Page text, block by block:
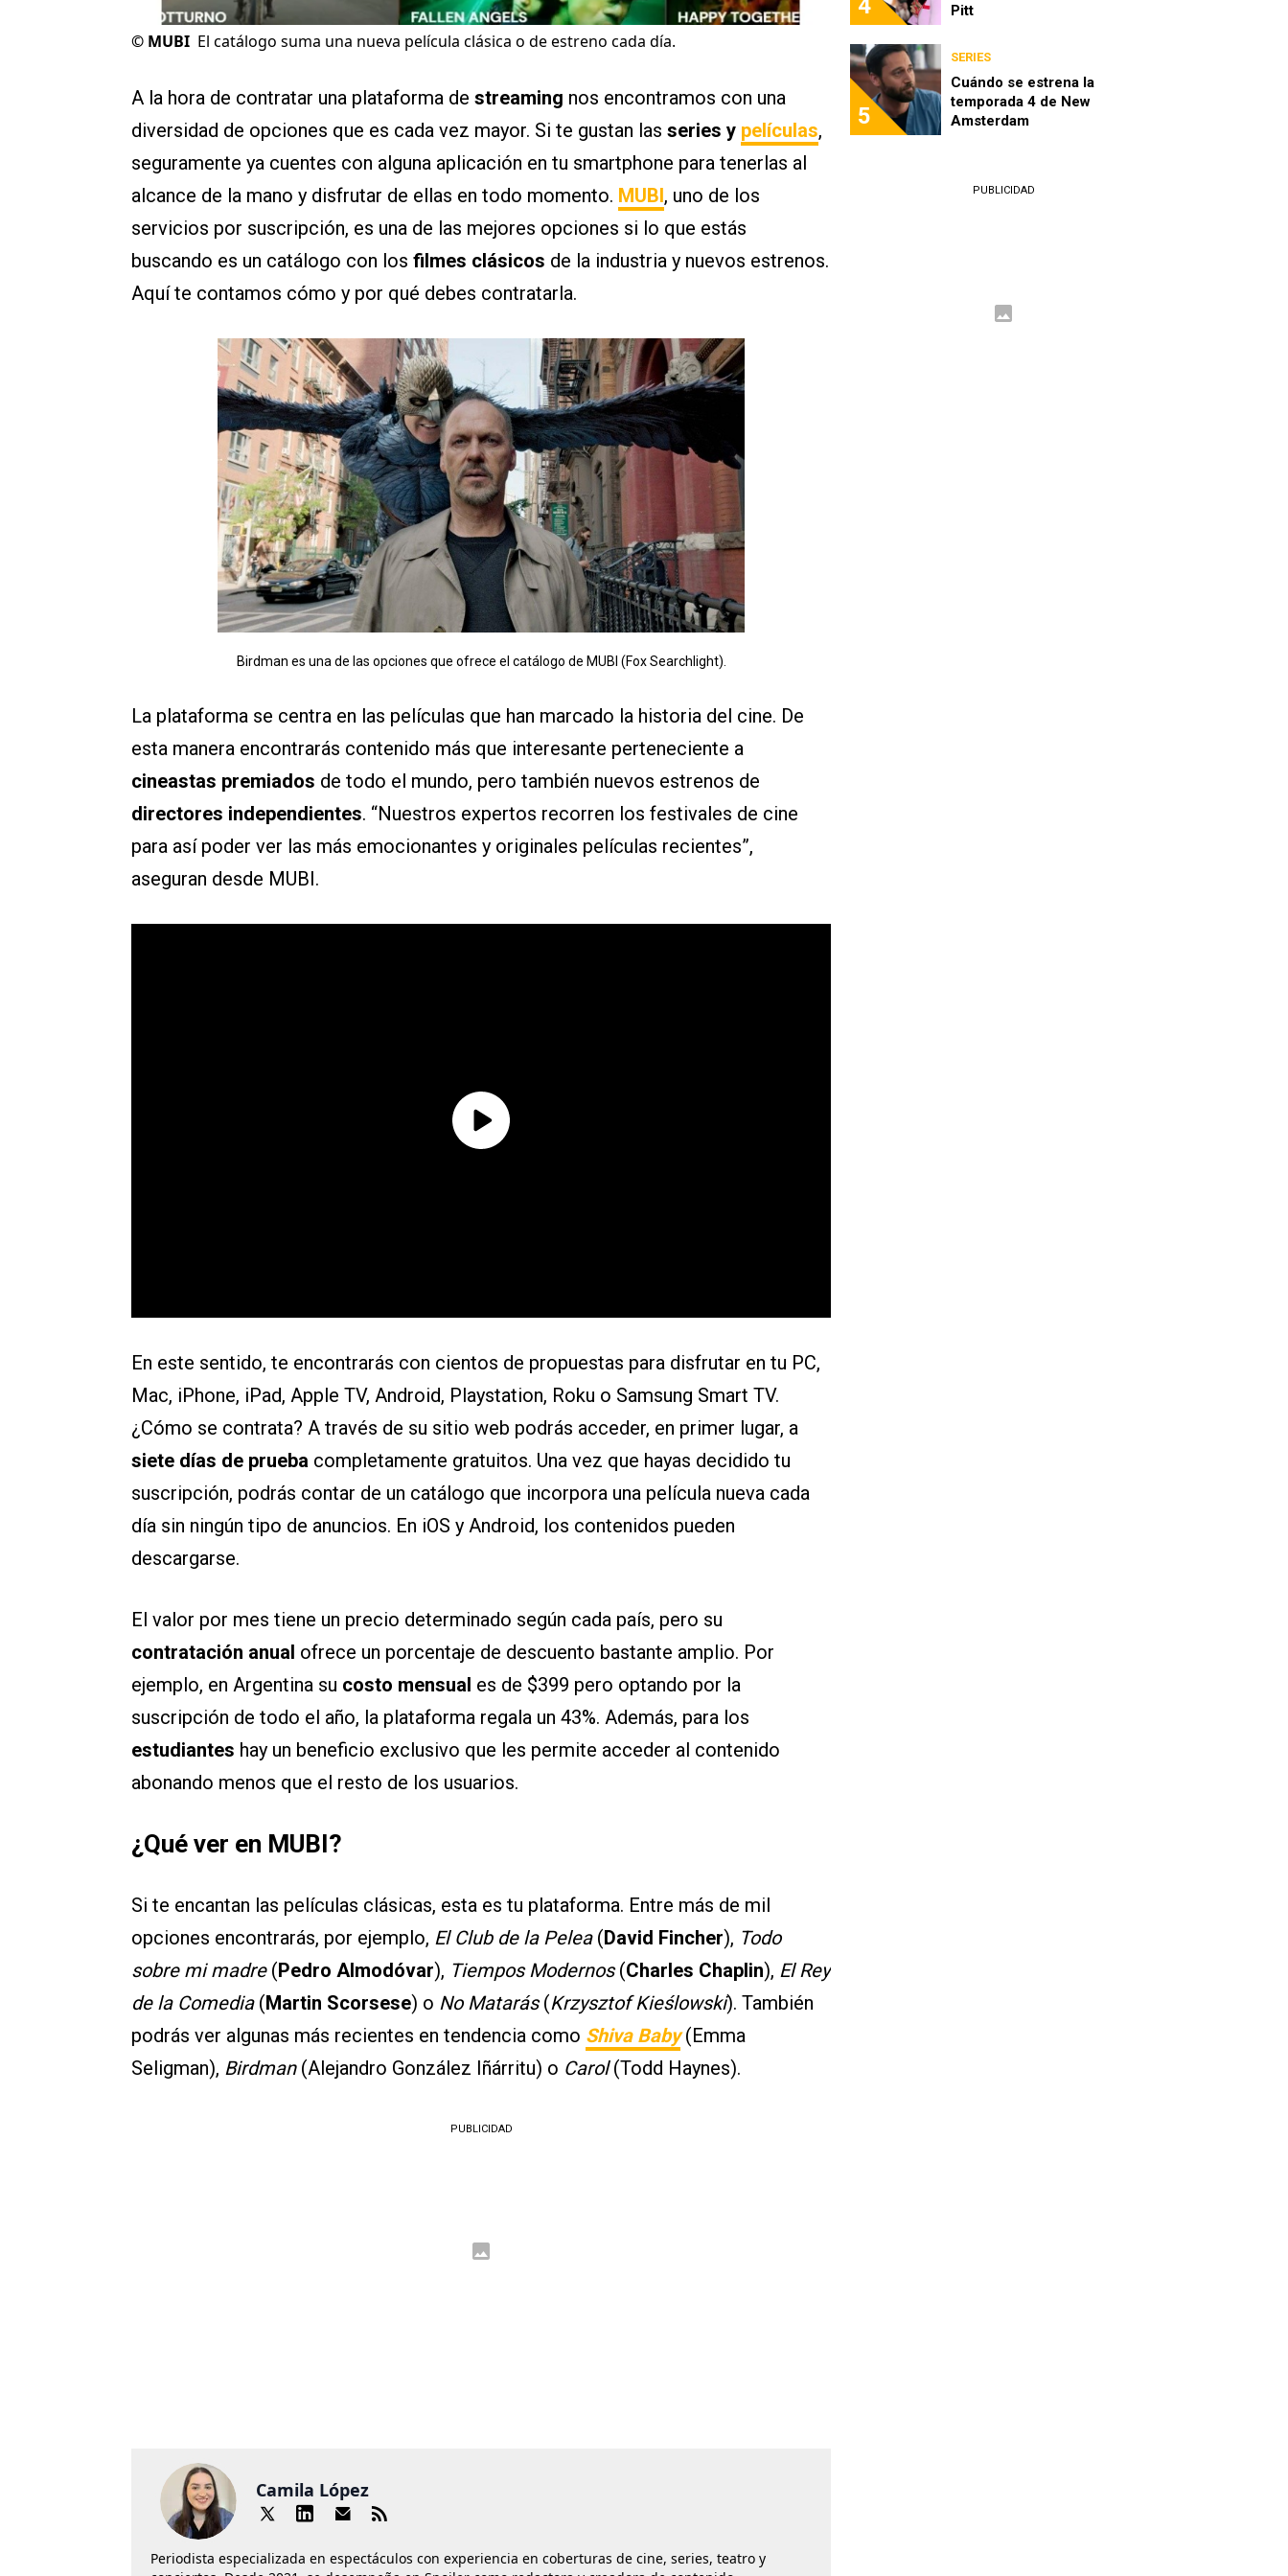
© MUBI El catálogo suma una nueva película clásica o de estreno cada día.
A la hora de contratar una plataforma de streaming nos encontramos con una
diversidad de opciones que es cada vez mayor. Si te gustan las series y películas,
seguramente ya cuentes con alguna aplicación en tu smartphone para tenerlas al
alcance de la mano y disfrutar de ellas en todo momento. MUBI, uno de los
servicios por suscripción, es una de las mejores opciones si lo que estás
buscando es un catálogo con los filmes clásicos de la industria y nuevos estrenos.
Aquí te contamos cómo y por qué debes contratarla.
Birdman es una de las opciones que ofrece el catálogo de MUBI (Fox Searchlight).
La plataforma se centra en las películas que han marcado la historia del cine. De
esta manera encontrarás contenido más que interesante perteneciente a
cineastas premiados de todo el mundo, pero también nuevos estrenos de
directores independientes. “Nuestros expertos recorren los festivales de cine
para así poder ver las más emocionantes y originales películas recientes”,
aseguran desde MUBI.
En este sentido, te encontrarás con cientos de propuestas para disfrutar en tu PC,
Mac, iPhone, iPad, Apple TV, Android, Playstation, Roku o Samsung Smart TV.
¿Cómo se contrata? A través de su sitio web podrás acceder, en primer lugar, a
siete días de prueba completamente gratuitos. Una vez que hayas decidido tu
suscripción, podrás contar de un catálogo que incorpora una película nueva cada
día sin ningún tipo de anuncios. En iOS y Android, los contenidos pueden
descargarse.
El valor por mes tiene un precio determinado según cada país, pero su
contratación anual ofrece un porcentaje de descuento bastante amplio. Por
ejemplo, en Argentina su costo mensual es de $399 pero optando por la
suscripción de todo el año, la plataforma regala un 43%. Además, para los
estudiantes hay un beneficio exclusivo que les permite acceder al contenido
abonando menos que el resto de los usuarios.
¿Qué ver en MUBI?
Si te encantan las películas clásicas, esta es tu plataforma. Entre más de mil
opciones encontrarás, por ejemplo, El Club de la Pelea(David Fincher), Todo
sobre mi madre(Pedro Almodóvar), Tiempos Modernos(Charles Chaplin), El Rey
de la Comedia(Martin Scorsese) o No Matarás(Krzysztof Kieślowski). También
podrás ver algunas más recientes en tendencia como Shiva Baby(Emma
Seligman), Birdman (Alejandro González Iñárritu) o Carol(Todd Haynes).
PUBLICIDAD
Camila López
Periodista especializada en espectáculos con experiencia en coberturas de cine, series, teatro y
4 Pitt
5
SERIES
Cuándo se estrena la
temporada 4 de New
Amsterdam
PUBLICIDAD